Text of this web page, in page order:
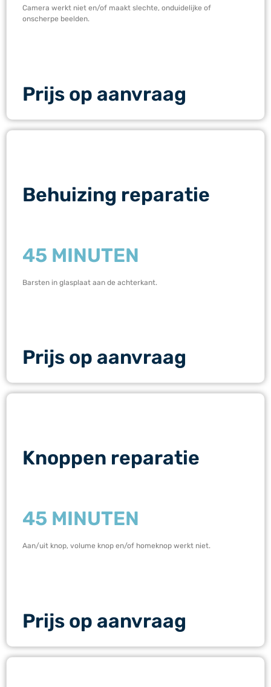
Camera werkt niet en/of maakt slechte, onduidelijke of
onscherpe beelden.
Prijs op aanvraag
Behuizing reparatie
45 MINUTEN
Barsten in glasplaat aan de achterkant.
Prijs op aanvraag
Knoppen reparatie
45 MINUTEN
Aan/uit knop, volume knop en/of homeknop werkt niet.
Prijs op aanvraag